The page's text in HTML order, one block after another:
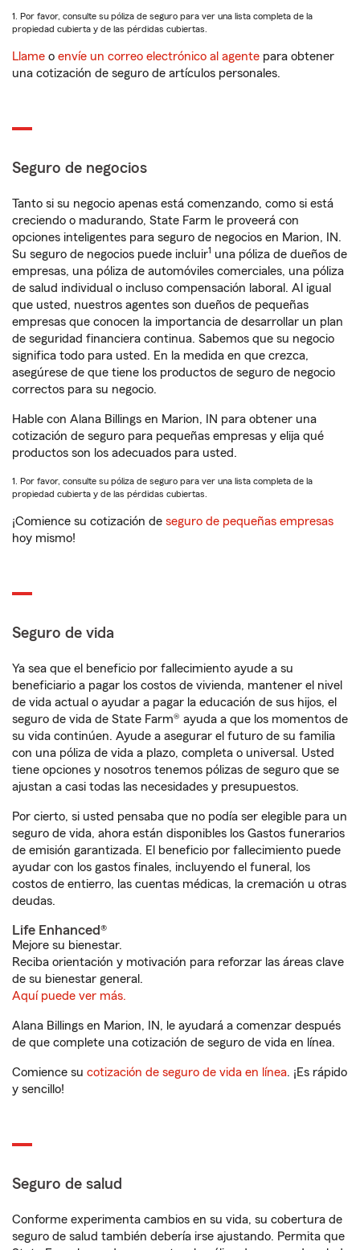
1. Por favor, consulte su póliza de seguro para ver una lista completa de la
propiedad cubierta y de las pérdidas cubiertas.
Llame o envíe un correo electrónico al agente para obtener
una cotización de seguro de artículos personales.
Seguro de negocios
Tanto si su negocio apenas está comenzando, como si está
creciendo o madurando, State Farm le proveerá con
opciones inteligentes para seguro de negocios en Marion, IN.
Su seguro de negocios puede incluir1 una póliza de dueños de
empresas, una póliza de automóviles comerciales, una póliza
de salud individual o incluso compensación laboral. Al igual
que usted, nuestros agentes son dueños de pequeñas
empresas que conocen la importancia de desarrollar un plan
de seguridad financiera continua. Sabemos que su negocio
significa todo para usted. En la medida en que crezca,
asegúrese de que tiene los productos de seguro de negocio
correctos para su negocio.
Hable con Alana Billings en Marion, IN para obtener una
cotización de seguro para pequeñas empresas y elija qué
productos son los adecuados para usted.
1. Por favor, consulte su póliza de seguro para ver una lista completa de la
propiedad cubierta y de las pérdidas cubiertas.
¡Comience su cotización de seguro de pequeñas empresas
hoy mismo!
Seguro de vida
Ya sea que el beneficio por fallecimiento ayude a su
beneficiario a pagar los costos de vivienda, mantener el nivel
de vida actual o ayudar a pagar la educación de sus hijos, el
seguro de vida de State Farm® ayuda a que los momentos de
su vida continúen. Ayude a asegurar el futuro de su familia
con una póliza de vida a plazo, completa o universal. Usted
tiene opciones y nosotros tenemos pólizas de seguro que se
ajustan a casi todas las necesidades y presupuestos.
Por cierto, si usted pensaba que no podía ser elegible para un
seguro de vida, ahora están disponibles los Gastos funerarios
de emisión garantizada. El beneficio por fallecimiento puede
ayudar con los gastos finales, incluyendo el funeral, los
costos de entierro, las cuentas médicas, la cremación u otras
deudas.
Life Enhanced®
Mejore su bienestar.
Reciba orientación y motivación para reforzar las áreas clave
de su bienestar general.
Aquí puede ver más.
Alana Billings en Marion, IN, le ayudará a comenzar después
de que complete una cotización de seguro de vida en línea.
Comience su cotización de seguro de vida en línea. ¡Es rápido
y sencillo!
Seguro de salud
Conforme experimenta cambios en su vida, su cobertura de
seguro de salud también debería irse ajustando. Permita que